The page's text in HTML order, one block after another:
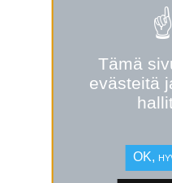
Tämä
evästeitä
OK,